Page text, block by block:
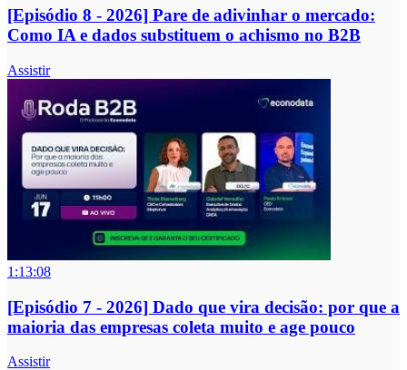
[Episódio 8 - 2026] Pare de adivinhar o mercado:
Como IA e dados substituem o achismo no B2B
Assistir
1:13:08
[Episódio 7 - 2026] Dado que vira decisão: por que a
maioria das empresas coleta muito e age pouco
Assistir